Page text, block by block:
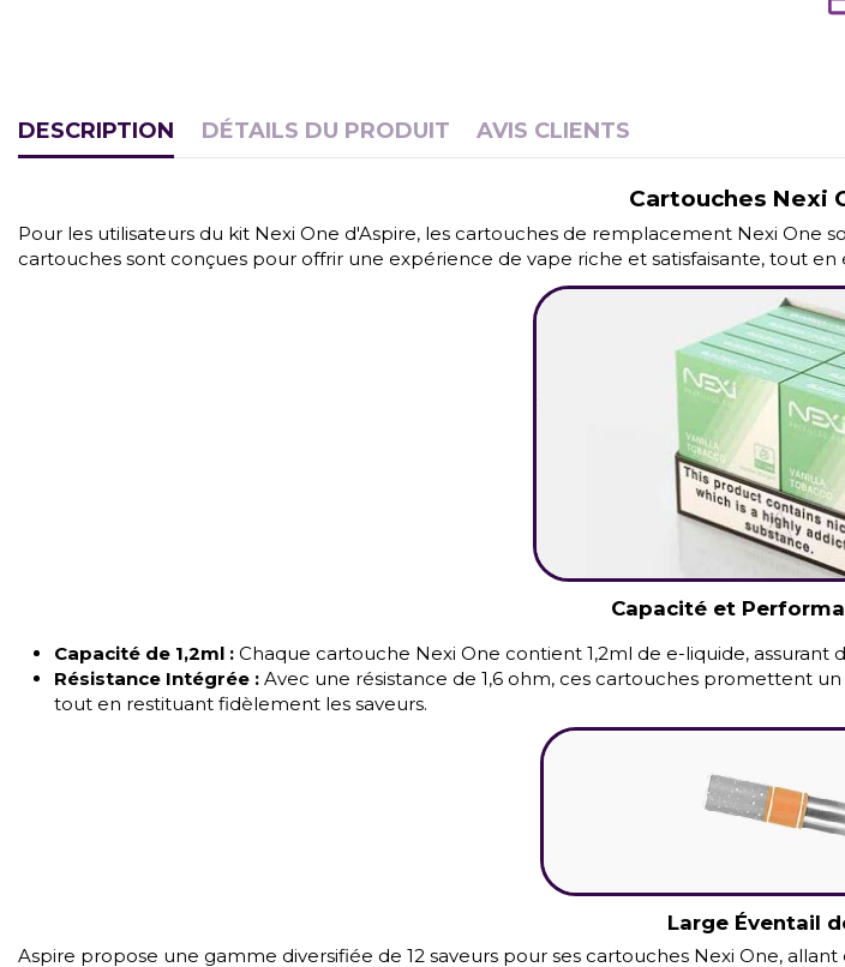
DESCRIPTION DÉTAILS DU PRODUIT AVIS CLIENTS
Cartouches Nexi
Pour les utilisateurs du kit Nexi One d'Aspire, les cartouches de remplacement Nexi One
cartouches sont conçues pour offrir une expérience de vape riche et satisfaisante, tout
Capacité et
Capacité de 1,2ml : Chaque cartouche Nexi One contient 1,2ml de e-liquide, assurant
Résistance Intégrée : Avec une résistance de 1,6 ohm, ces cartouches promettent
tout en restituant fidèlement les saveurs.
Large Éventail
Aspire propose une gamme diversifiée de 12 saveurs pour ses cartouches Nexi One,